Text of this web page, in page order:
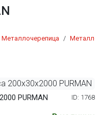
Металлочерепица
PURMAN ID: 1768